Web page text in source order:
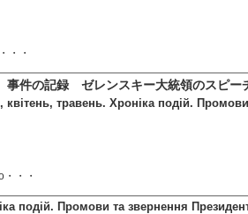
・・
件の記録 ゼレンスキー大統領のスピー
квітень, травень. Хроніка подій.
・・
подій. Промови та звернення